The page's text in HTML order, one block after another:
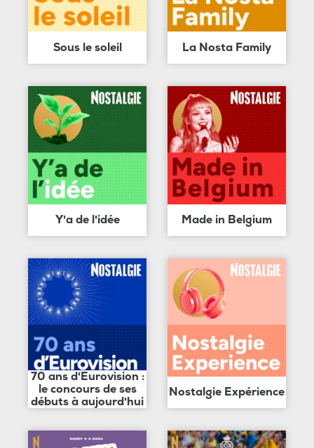
Sous le soleil La Nosta Family
Y'a de l'idée Made in Belgium
70 ans d'Eurovision :
le concours de ses
débuts à aujourd'hui
Nostalgie Expérience